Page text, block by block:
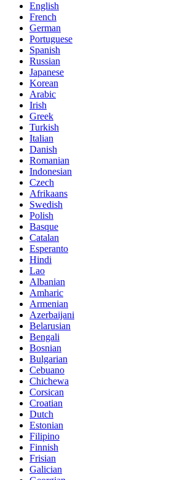
English
French
German
Portuguese
Spanish
Russian
Japanese
Korean
Arabic
Irish
Greek
Turkish
Italian
Danish
Romanian
Indonesian
Czech
Afrikaans
Swedish
Polish
Basque
Catalan
Esperanto
Hindi
Lao
Albanian
Amharic
Armenian
Azerbaijani
Belarusian
Bengali
Bosnian
Bulgarian
Cebuano
Chichewa
Corsican
Croatian
Dutch
Estonian
Filipino
Finnish
Frisian
Galician